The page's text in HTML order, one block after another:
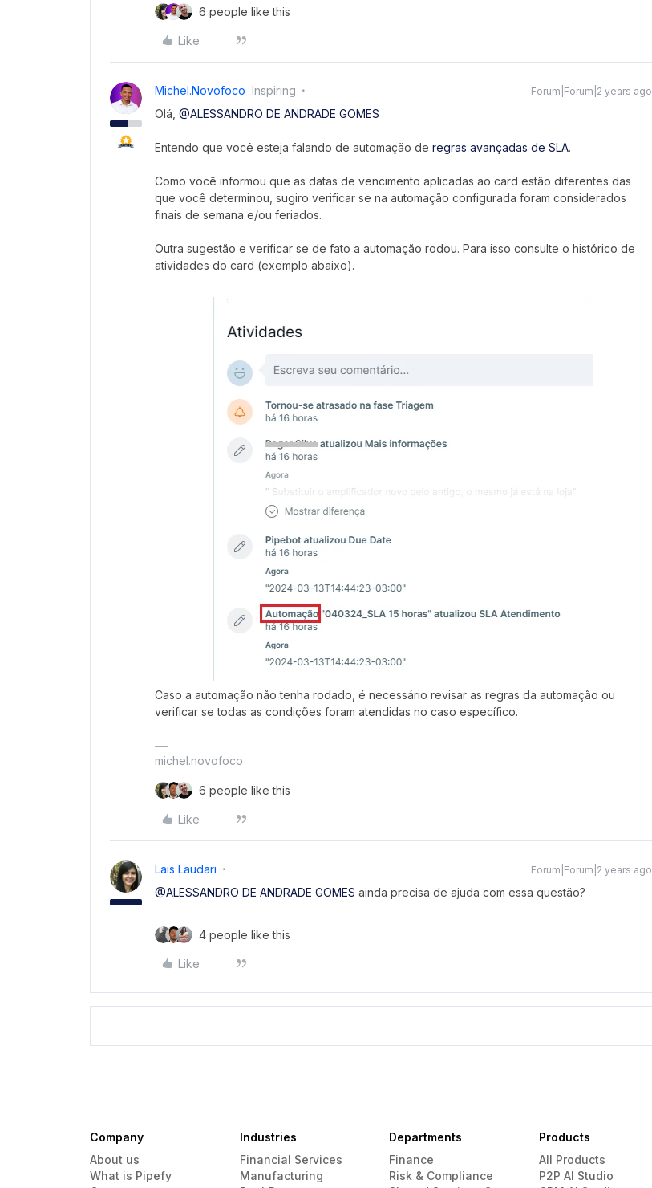
6 people like this
Like
Michel.novofoco Inspiring Forum|Forum|2 years ago
Olá, @ALESSANDRO DE ANDRADE GOMES
Entendo que você esteja falando de automação de regras avançadas de SLA.
Como você informou que as datas de vencimento aplicadas ao card estão diferentes das
que você determinou, sugiro verificar se na automação configurada foram considerados
finais de semana e/ou feriados.
Outra sugestão e verificar se de fato a automação rodou. Para isso consulte o histórico de
atividades do card (exemplo abaixo).
Caso a automação não tenha rodado, é necessário revisar as regras da automação ou
verificar se todas as condições foram atendidas no caso específico.
michel.novofoco
6 people like this
Like
Lais Laudari Forum|Forum|2 years ago
@ALESSANDRO DE ANDRADE GOMES ainda precisa de ajuda com essa questão?
4 people like this
Like
Company
About us
What is Pipefy
Industries
Financial Services
Manufacturing
Departments
Finance
Risk & Compliance
Products
All Products
P2P AI Studio